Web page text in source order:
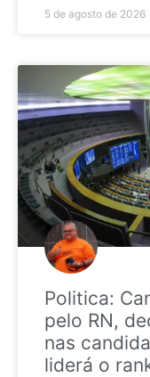
5 de agosto de 2026
Politica:
pelo RN,
nas
liderá o